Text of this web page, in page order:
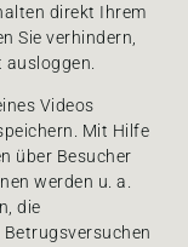
direkt Ihrem
Sie verhindern,
Videos
Mit Hilfe
über Besucher
werden u. a.
die